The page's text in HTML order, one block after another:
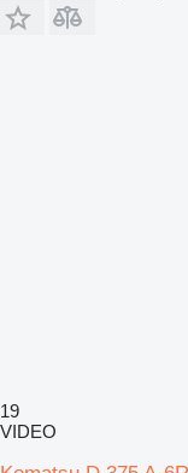
19
VIDEO